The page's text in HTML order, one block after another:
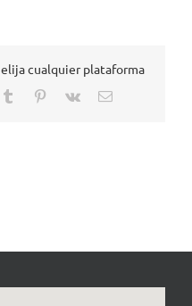
cualquier plataforma
Tumblr Pinterest
Vk
Correo